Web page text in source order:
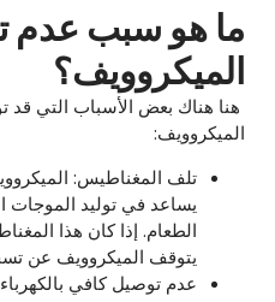
ما هو سبب عدم
الميكروويف؟
هنا هناك بعض الأسباب التي
الميكروويف:
تلف المغناطيس:
يساعد في توليد الموجات
الطعام. إذا كان هذا
يتوقف الميكروويف عن
عدم توصيل كافي